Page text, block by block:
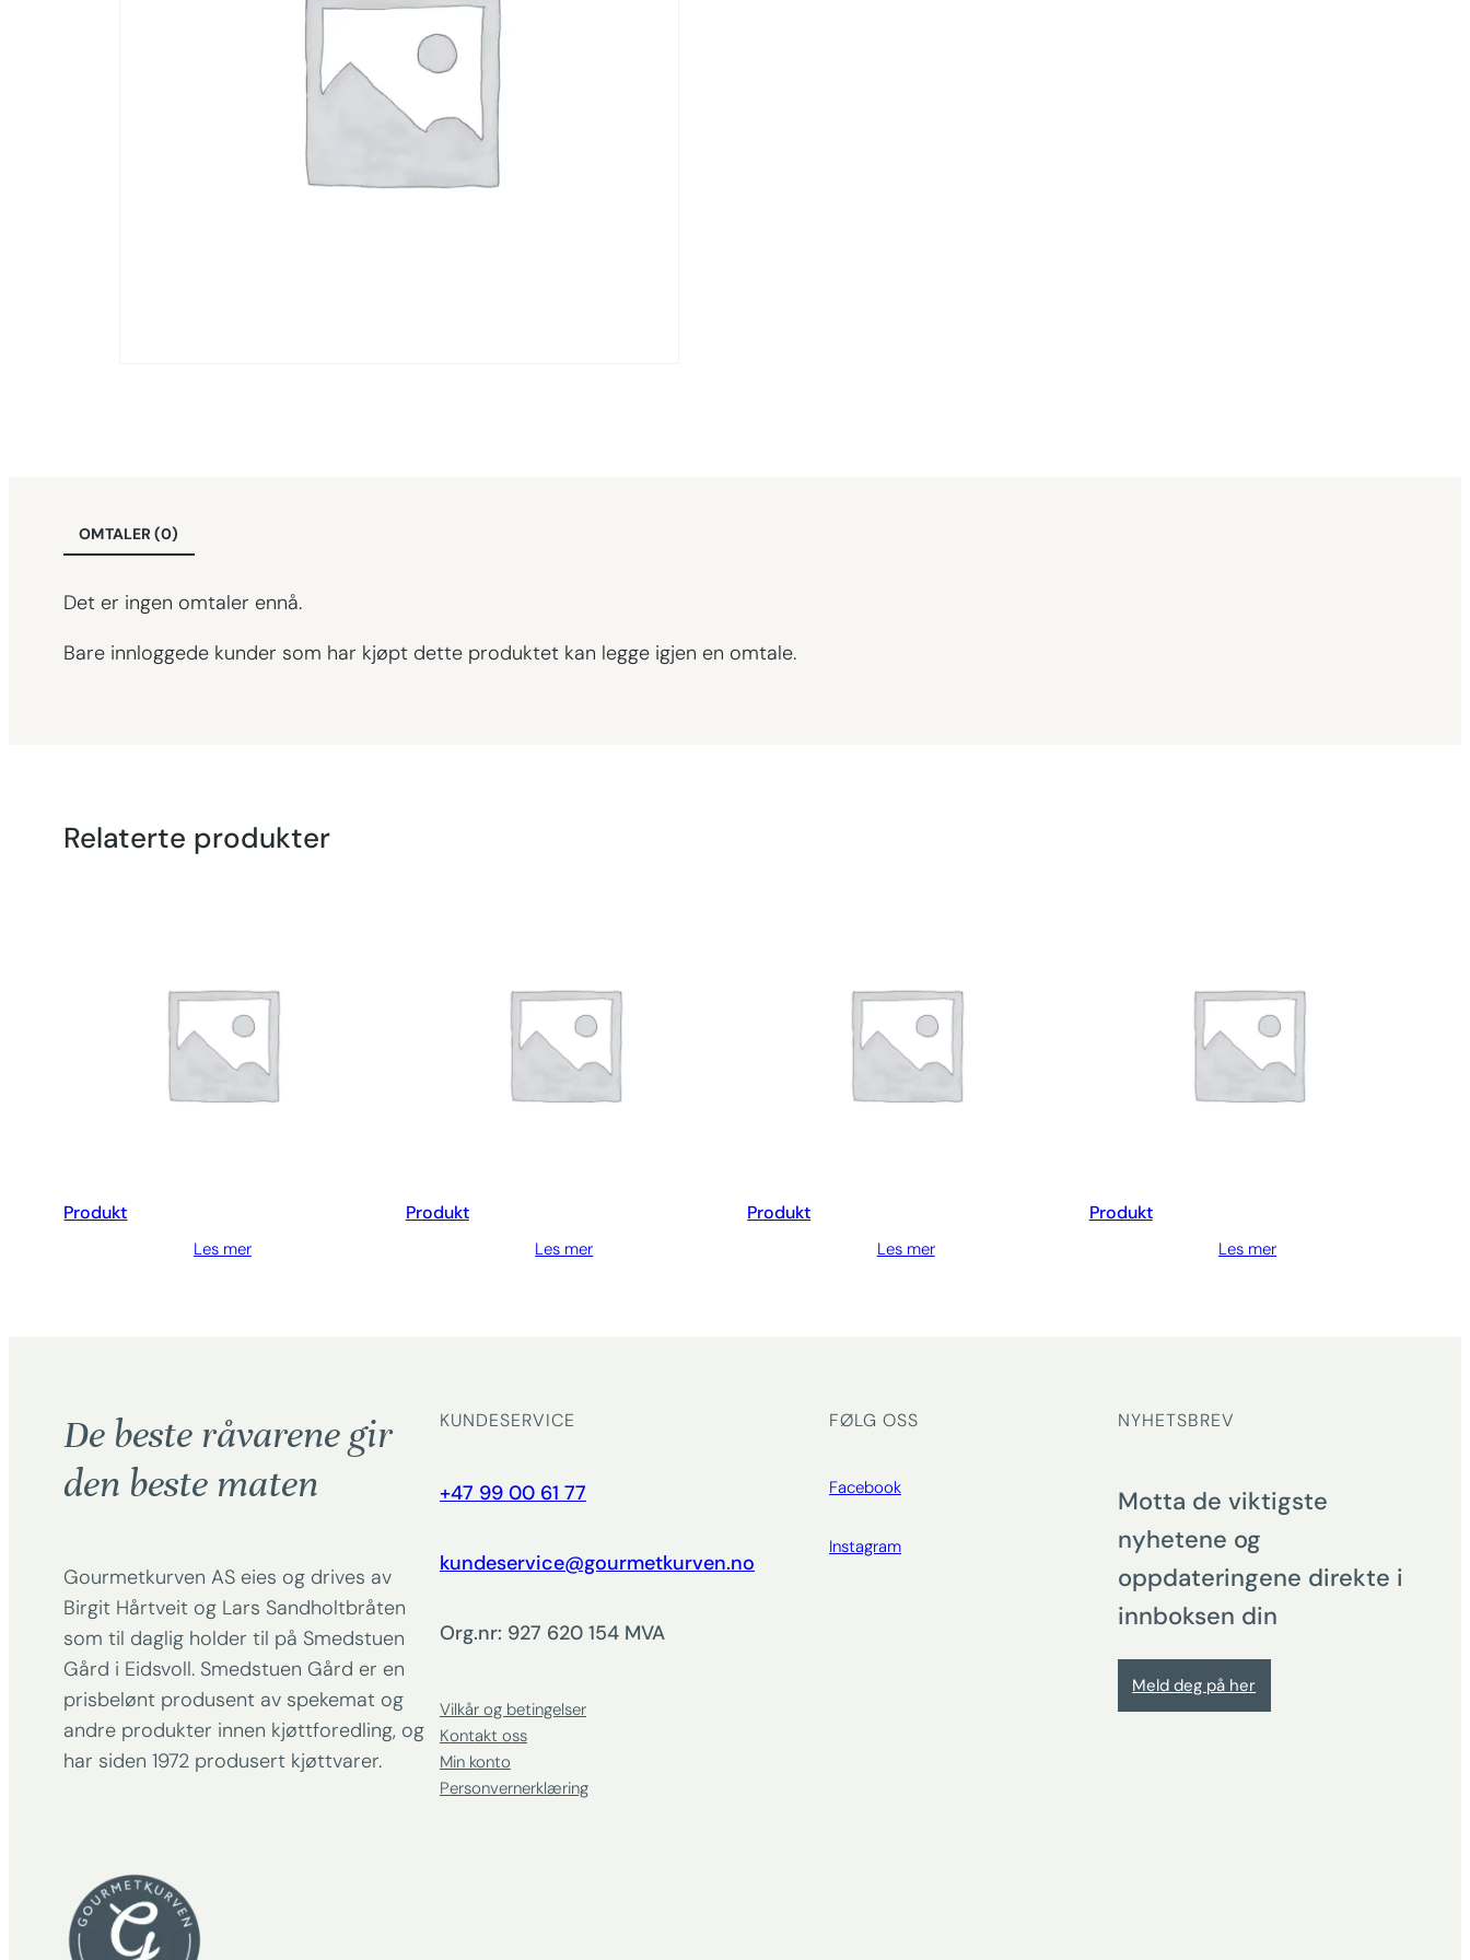
OMTALER (0)
Det er ingen omtaler ennå.
Bare innloggede kunder som har kjøpt dette produktet kan legge igjen en omtale.
Relaterte produkter
Produkt
Les mer
Produkt
Les mer
Produkt
Les mer
Produkt
Les mer
De beste råvarene gir
den beste maten
Gourmetkurven AS eies og drives av
Birgit Hårtveit og Lars Sandholtbråten
som til daglig holder til på Smedstuen
Gård i Eidsvoll. Smedstuen Gård er en
prisbelønt produsent av spekemat og
andre produkter innen kjøttforedling, og
har siden 1972 produsert kjøttvarer.
KUNDESERVICE
+47 99 00 61 77
kundeservice@gourmetkurven.no
Org.nr: 927 620 154 MVA
Vilkår og betingelser
Kontakt oss
Min konto
Personvernerklæring
FØLG OSS
Facebook
Instagram
NYHETSBREV
Motta de viktigste
nyhetene og
oppdateringene direkte i
innboksen din
Meld deg på her